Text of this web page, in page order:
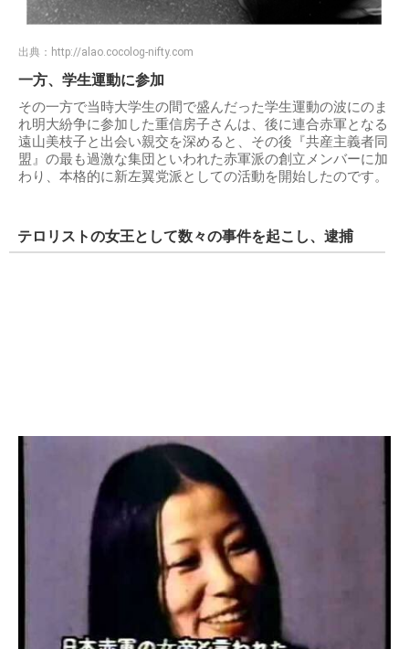
出典： http://alao.cocolog-nifty.com
一方、学生運動に参加
その一方で当時大学生の間で盛んだった学生運動の波にのま
れ明大紛争に参加した重信房子さんは、後に連合赤軍となる
遠山美枝子と出会い親交を深めると、その後『共産主義者同
盟』の最も過激な集団といわれた赤軍派の創立メンバーに加
わり、本格的に新左翼党派としての活動を開始したのです。
テロリストの女王として数々の事件を起こし、逮捕